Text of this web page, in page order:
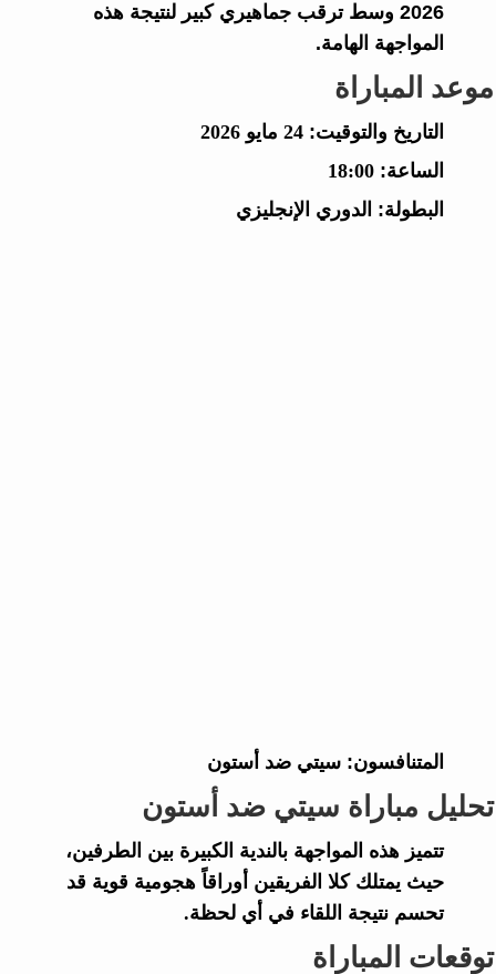
2026 وسط ترقب جماهيري كبير لنتيجة هذه
المواجهة الهامة.
موعد المباراة
التاريخ والتوقيت: 24 مايو 2026
الساعة: 18:00
البطولة: الدوري الإنجليزي
المتنافسون: سيتي ضد أستون
تحليل مباراة سيتي ضد أستون
تتميز هذه المواجهة بالندية الكبيرة بين الطرفين،
حيث يمتلك كلا الفريقين أوراقاً هجومية قوية قد
تحسم نتيجة اللقاء في أي لحظة.
توقعات المباراة